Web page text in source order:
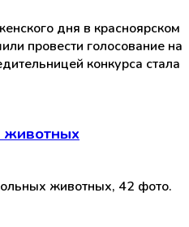
дня в красноярском
провести голосование на
конкурса стала
животных
животных, 42 фото.